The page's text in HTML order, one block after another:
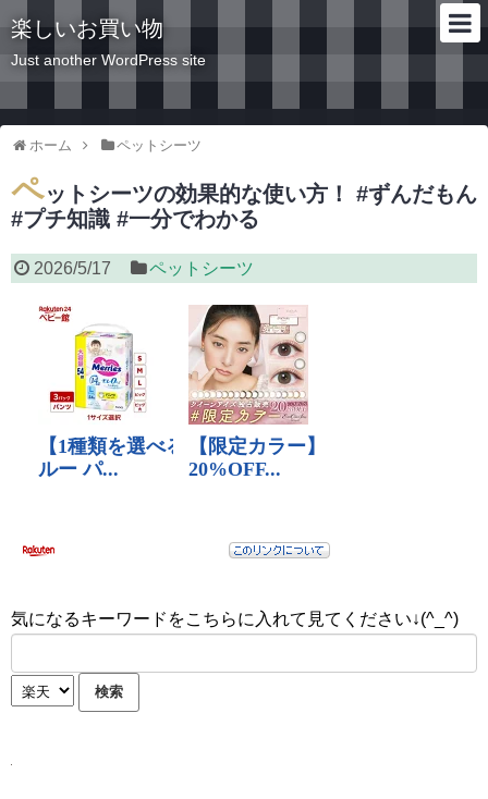
楽しいお買い物
Just another WordPress site
ホーム ペットシーツ
ペットシーツの効果的な使い方！ #ずんだもん
#プチ知識 #一分でわかる
2026/5/17 ペットシーツ
気になるキーワードをこちらに入れて見てください↓(^_^)